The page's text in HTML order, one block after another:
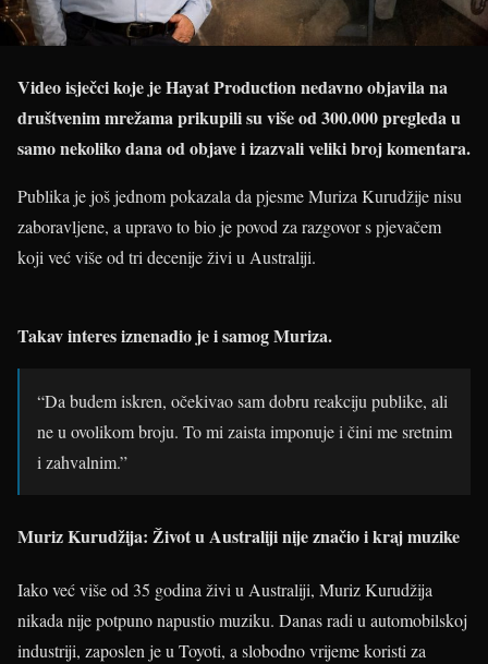
Video isječci koje je Hayat Production nedavno objavila na
društvenim mrežama prikupili su više od 300.000 pregleda u
samo nekoliko dana od objave i izazvali veliki broj komentara.
Publika je još jednom pokazala da pjesme Muriza Kurudžije nisu
zaboravljene, a upravo to bio je povod za razgovor s pjevačem
koji već više od tri decenije živi u Australiji.
Takav interes iznenadio je i samog Muriza.
“Da budem iskren, očekivao sam dobru reakciju publike, ali
ne u ovolikom broju. To mi zaista imponuje i čini me sretnim
i zahvalnim.”
Muriz Kurudžija: Život u Australiji nije značio i kraj muzike
Iako već više od 35 godina živi u Australiji, Muriz Kurudžija
nikada nije potpuno napustio muziku. Danas radi u automobilskoj
industriji, zaposlen je u Toyoti, a slobodno vrijeme koristi za